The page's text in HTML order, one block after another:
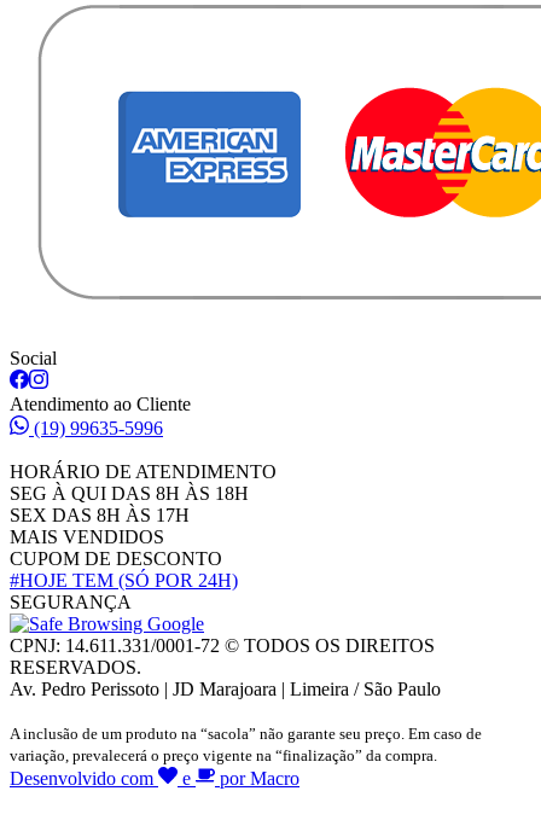
Social
Atendimento ao Cliente
(19) 99635-5996
HORÁRIO DE ATENDIMENTO
SEG À QUI DAS 8H ÀS 18H
SEX DAS 8H ÀS 17H
MAIS VENDIDOS
CUPOM DE DESCONTO
#HOJE TEM (SÓ POR 24H)
SEGURANÇA
CPNJ: 14.611.331/0001-72 © TODOS OS DIREITOS
RESERVADOS.
Av. Pedro Perissoto | JD Marajoara | Limeira / São Paulo
A inclusão de um produto na “sacola” não garante seu preço. Em caso de
variação, prevalecerá o preço vigente na “finalização” da compra.
Desenvolvido com e por Macro